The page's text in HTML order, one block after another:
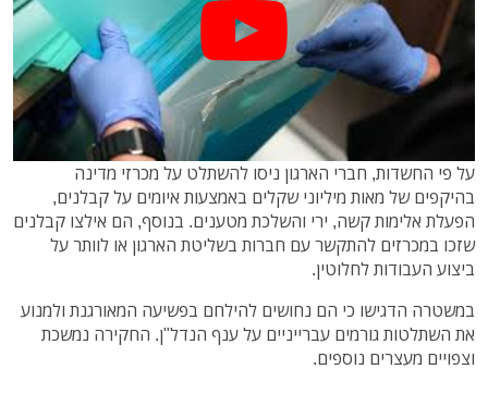
על פי החשדות, חברי הארגון ניסו להשתלט על מכרזי מדינה
בהיקפים של מאות מיליוני שקלים באמצעות איומים על קבלנים,
הפעלת אלימות קשה, ירי והשלכת מטענים. בנוסף, הם אילצו קבלנים
שזכו במכרזים להתקשר עם חברות בשליטת הארגון או לוותר על
ביצוע העבודות לחלוטין.
במשטרה הדגישו כי הם נחושים להילחם בפשיעה המאורגנת ולמנוע
את השתלטות גורמים עברייניים על ענף הנדל"ן. החקירה נמשכת
וצפויים מעצרים נוספים.